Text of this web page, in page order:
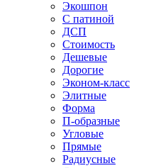
Экошпон
С патиной
ДСП
Стоимость
Дешевые
Дорогие
Эконом-класс
Элитные
Форма
П-образные
Угловые
Прямые
Радиусные